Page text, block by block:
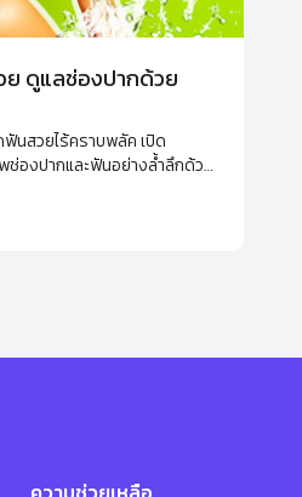
ดูแลช่องปากด้วย
นสวยไร้คราบพลัค เปิด
องปากและฟันอย่างล้ำลึกด้วย